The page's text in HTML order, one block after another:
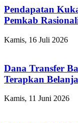
Pendapatan
Pemkab
Kamis, 16 Juli 2026
Dana Transfer
Terapkan
Kamis, 11 Juni 2026